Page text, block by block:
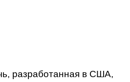
разработанная в США,